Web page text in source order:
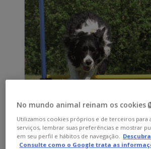
No mundo animal reinam os cookies
Utilizamos cookies próprios e de terceiros para
serviços, lembrar suas preferências e mostrar
em seu perfil e hábitos de navegação.
Consulte como o Google trata as